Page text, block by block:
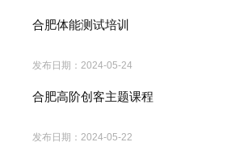
合肥体能测试培训
发布日期： 2024-05-24
合肥高阶创客主题课程
发布日期： 2024-05-22